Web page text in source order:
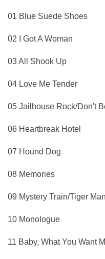
01 Blue Suede Shoes
02 I Got A Woman
03 All Shook Up
04 Love Me Tender
05 Jailhouse Rock/Don't
06 Heartbreak Hotel
07 Hound Dog
08 Memories
09 Mystery Train/Tiger Man
10 Monologue
11 Baby, What You Want